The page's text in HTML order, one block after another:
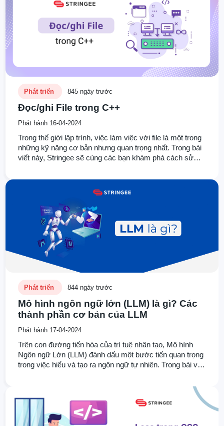
Phát triển 845 ngày trước
Đọc/ghi File trong C++
Phát hành 16-04-2024
Trong thế giới lập trình, việc làm việc với file là một trong
những kỹ năng cơ bản nhưng quan trọng nhất. Trong bài
viết này, Stringee sẽ cùng các bạn khám phá cách sử
cơ bản như mở và đóng file đến các thủ thuật nâng cao.
Phát triển 844 ngày trước
Mô hình ngôn ngữ lớn (LLM) là gì? Các
thành phần cơ bản của LLM
Phát hành 17-04-2024
Trên con đường tiến hóa của trí tuệ nhân tạo, Mô hình
Ngôn ngữ Lớn (LLM) đánh dấu một bước tiến quan trọng
trong việc hiểu và tạo ra ngôn ngữ tự nhiên. Trong bài viết